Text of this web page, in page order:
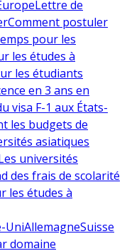
Lettre de
Comment postuler
pour les
les études à
les étudiants
en 3 ans en
visa F-1 aux États-
les budgets de
asiatiques
universités
des frais de scolarité
les études à
UniAllemagneSuisse
domaine